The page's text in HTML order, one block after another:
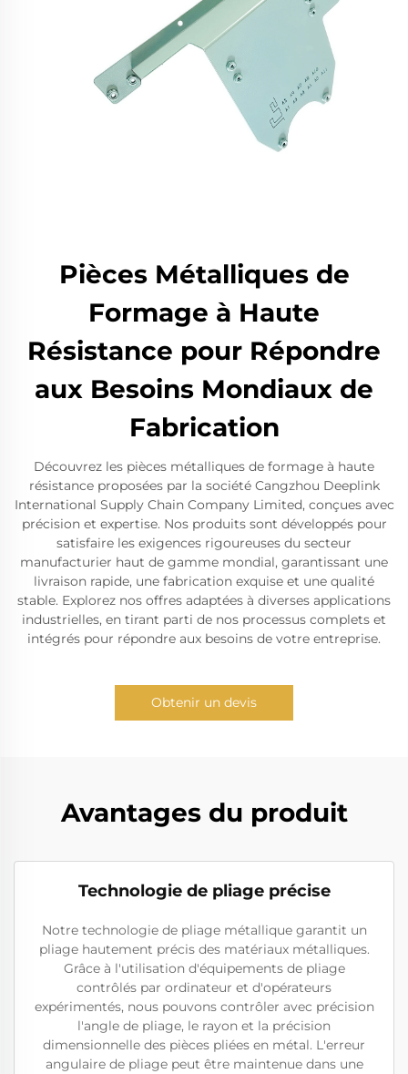
Pièces Métalliques de
Formage à Haute
Résistance pour Répondre
aux Besoins Mondiaux de
Fabrication
Découvrez les pièces métalliques de formage à haute
résistance proposées par la société Cangzhou Deeplink
International Supply Chain Company Limited, conçues avec
précision et expertise. Nos produits sont développés pour
satisfaire les exigences rigoureuses du secteur
manufacturier haut de gamme mondial, garantissant une
livraison rapide, une fabrication exquise et une qualité
stable. Explorez nos offres adaptées à diverses applications
industrielles, en tirant parti de nos processus complets et
intégrés pour répondre aux besoins de votre entreprise.
Obtenir un devis
Avantages du produit
Technologie de pliage précise
Notre technologie de pliage métallique garantit un
pliage hautement précis des matériaux métalliques.
Grâce à l'utilisation d'équipements de pliage
contrôlés par ordinateur et d'opérateurs
expérimentés, nous pouvons contrôler avec précision
l'angle de pliage, le rayon et la précision
dimensionnelle des pièces pliées en métal. L'erreur
angulaire de pliage peut être maintenue dans une